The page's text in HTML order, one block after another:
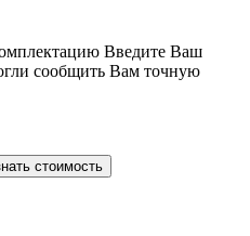
Введите Ваш
сообщить Вам точную